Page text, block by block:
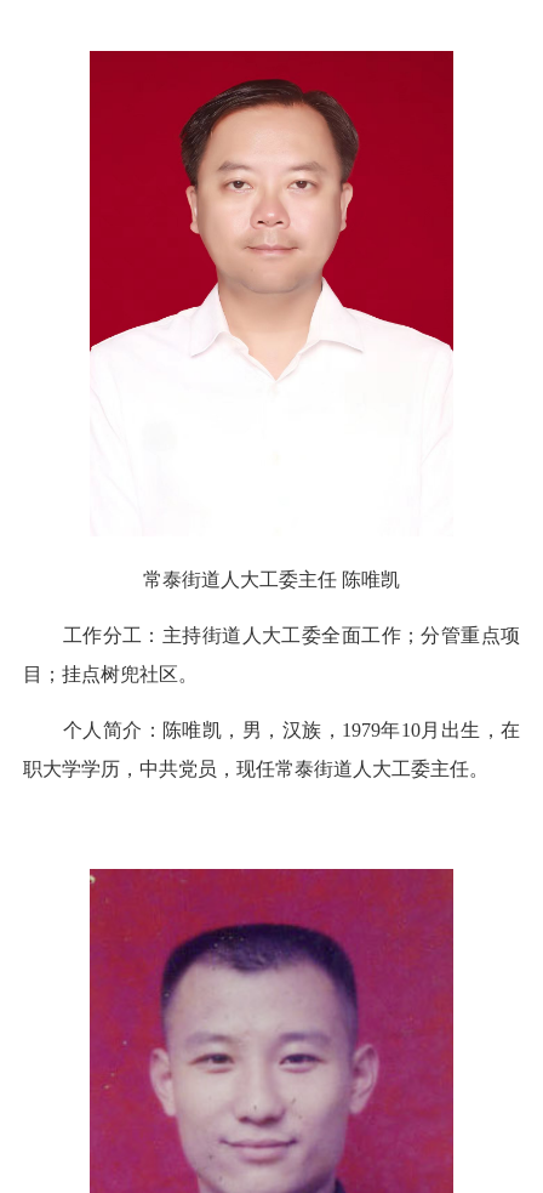
常泰街道人大工委主任 陈唯凯
工作分工：主持街道人大工委全面工作；分管重点项
目；挂点树兜社区。
个人简介：陈唯凯，男，汉族，1979年10月出生，在
职大学学历，中共党员，现任常泰街道人大工委主任。